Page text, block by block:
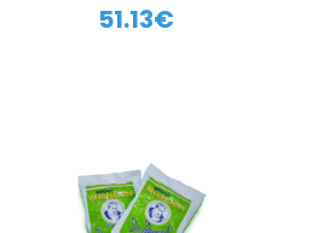
51.13€